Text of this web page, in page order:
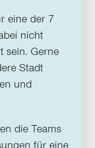
eine der 7
nicht
sein. Gerne
Stadt
und
die Teams
für eine